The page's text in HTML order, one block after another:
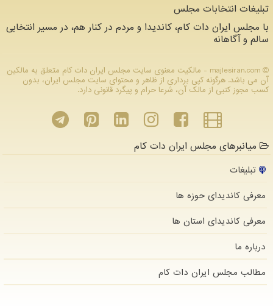
تبلیغات انتخابات مجلس
با مجلس ایران دات کام، کاندیدا و مردم در کنار هم، در مسیر انتخابی
سالم و آگاهانه
majlesiran.com - مالکیت معنوی سایت مجلس ایران دات كام متعلق به مالکین
آن می باشد. هرگونه کپی برداری از ظاهر و محتوای سایت مجلس ایران، بدون
کسب مجوز کتبی از مالک آن، شرعا حرام و پیگرد قانونی دارد.
میانبرهای مجلس ایران دات کام
تبلیغات
معرفی کاندیدای حوزه ها
معرفی کاندیدای استان ها
درباره ما
مطالب مجلس ایران دات كام